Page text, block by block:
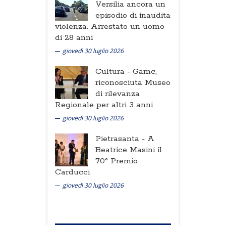
Versilia ancora un
episodio di inaudita
violenza. Arrestato un uomo
di 28 anni
giovedì 30 luglio 2026
Cultura - Gamc,
riconosciuta Museo
di rilevanza
Regionale per altri 3 anni
giovedì 30 luglio 2026
Pietrasanta - A
Beatrice Masini il
70° Premio
Carducci
giovedì 30 luglio 2026